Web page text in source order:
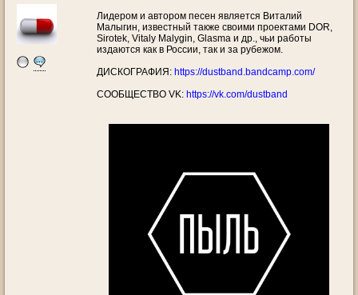
Лидером и автором песен является Виталий
Малыгин, известный также своими проектами DOR,
Sirotek, Vitaly Malygin, Glasma и др., чьи работы
издаются как в России, так и за рубежом.
ДИСКОГРАФИЯ: https://dustband.bandcamp.com/
СООБЩЕСТВО VK: https://vk.com/dustband